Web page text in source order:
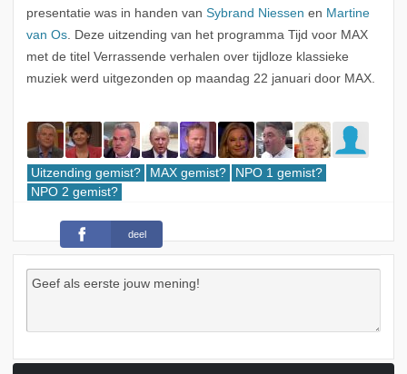
presentatie was in handen van Sybrand Niessen en Martine
van Os. Deze uitzending van het programma Tijd voor MAX
met de titel Verrassende verhalen over tijdloze klassieke
muziek werd uitgezonden op maandag 22 januari door MAX.
Uitzending gemist? MAX gemist?
NPO 1 gemist?
NPO 2 gemist?
deel